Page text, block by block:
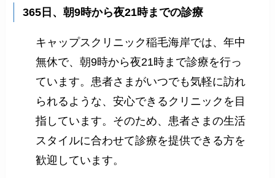
365日、朝9時から夜21時までの診療
キャップスクリニック稲毛海岸では、年中
無休で、朝9時から夜21時まで診療を行っ
ています。患者さまがいつでも気軽に訪れ
られるような、安心できるクリニックを目
指しています。そのため、患者さまの生活
スタイルに合わせて診療を提供できる方を
歓迎しています。